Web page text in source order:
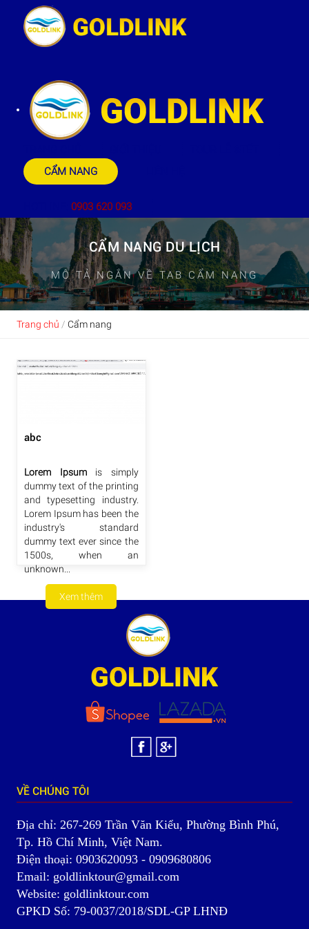
CẨM NANG
0903 620 093
CẨM NANG DU LỊCH
MÔ TẢ NGẮN VỀ TAB CẨM NANG
Trang chủ / Cẩm nang
abc
Lorem Ipsumis simply
dummy text of the printing
and typesetting industry.
Lorem Ipsum has been the
industry's standard
dummy text ever since the
1500s, when an
unknown...
Xem thêm
VỀ CHÚNG TÔI
Địa chỉ: 267-269 Trần Văn Kiểu, Phường Bình Phú,
Tp. Hồ Chí Minh, Việt Nam.
Điện thoại: 0903620093 - 0909680806
Email: goldlinktour@gmail.com
Website: goldlinktour.com
GPKD Số: 79-0037/2018/SDL-GP LHNĐ